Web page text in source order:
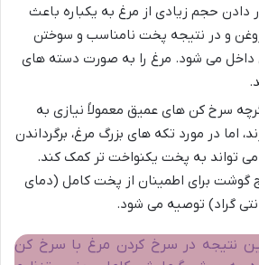
دادن حجم زیادی از مرغ به یکباره باعث
و در نتیجه پخت نامناسب و سوختن
داخل می شود. مرغ را به صورت دسته های
سرخ کن های عمیق معمولاً نیازی به
اما در مورد تکه های بزرگ مرغ، برگرداندن
می تواند به پخت یکنواخت تر کمک کند.
گوشت برای اطمینان از پخت کامل (دمای
نتیجه در سرخ کردن مرغ با سرخ کن